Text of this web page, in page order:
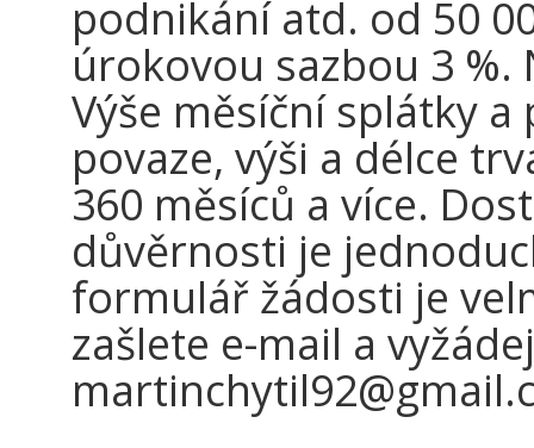
podnikání atd. od 50
úrokovou sazbou 3
Výše měsíční splátky
povaze, výši a délce
360 měsíců a více.
důvěrnosti je
formulář žádosti je
zašlete e-mail a